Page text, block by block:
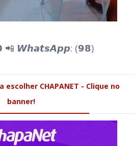
📲 𝙒𝙝𝙖𝙩𝙨𝘼𝙥𝙥: (𝟵𝟴)
CHAPANET - Clique no
banner!